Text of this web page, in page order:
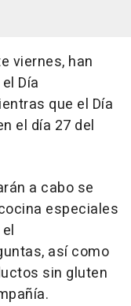
viernes, han
Día
que el Día
el día 27 del
a cabo se
especiales
así como
sin gluten